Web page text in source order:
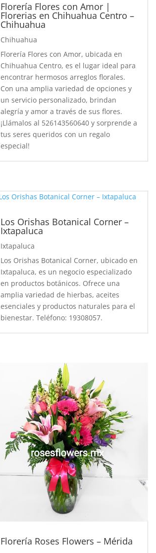
Florería Flores con Amor |
Florerias en Chihuahua Centro –
Chihuahua
Chihuahua
Florería Flores con Amor, ubicada en
Chihuahua Centro, es el lugar ideal para
encontrar hermosos arreglos florales.
Con una amplia variedad de opciones y
un servicio personalizado, brindan
alegría y amor a través de sus flores.
¡Llámalos al 526143560640 y sorprende a
tus seres queridos con un regalo
especial!
Los Orishas Botanical Corner –
Ixtapaluca
Ixtapaluca
Los Orishas Botanical Corner, ubicado en
Ixtapaluca, es un negocio especializado
en productos botánicos. Ofrece una
amplia variedad de hierbas, aceites
esenciales y productos naturales para el
bienestar. Teléfono: 19308057.
Florería Roses Flowers – Mérida